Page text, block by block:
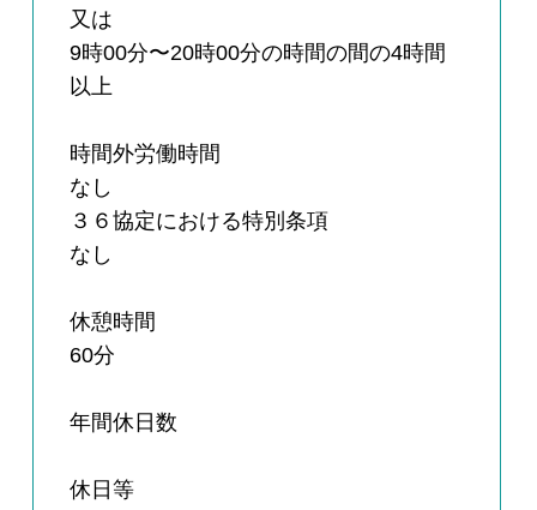
又は
9時00分〜20時00分の時間の間の4時間
以上
時間外労働時間
なし
３６協定における特別条項
なし
休憩時間
60分
年間休日数
休日等